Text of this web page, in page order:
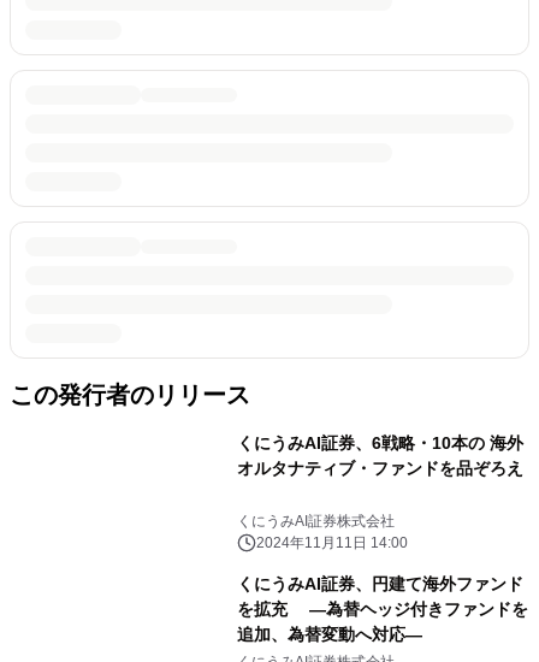
この発行者のリリース
くにうみAI証券、6戦略・10本の 海外
オルタナティブ・ファンドを品ぞろえ
くにうみAI証券株式会社
2024年11月11日 14:00
くにうみAI証券、円建て海外ファンド
を拡充 ―為替ヘッジ付きファンドを
追加、為替変動へ対応―